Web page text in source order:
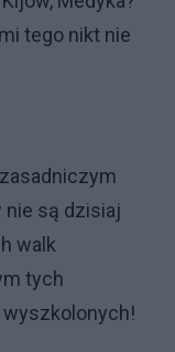
tego nikt nie
są dzisiaj
walk
tych